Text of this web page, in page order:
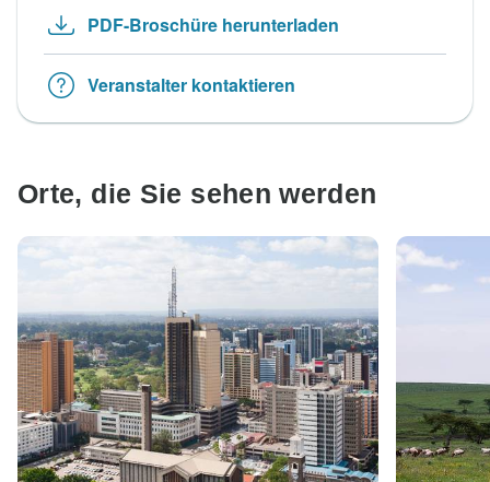
PDF-Broschüre herunterladen
Veranstalter kontaktieren
Orte, die Sie sehen werden